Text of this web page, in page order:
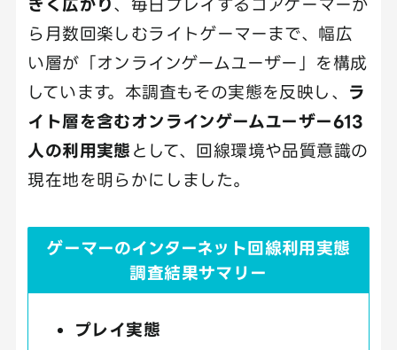
ら月数回楽しむライトゲーマーまで、幅広
い層が「オンラインゲームユーザー」を構成
しています。本調査もその実態を反映し、 ラ
イト層を含むオンラインゲームユーザー613
人の利用実態 として、回線環境や品質意識の
現在地を明らかにしました。
ゲーマーのインターネット回線利用実態
調査結果サマリー
プレイ実態